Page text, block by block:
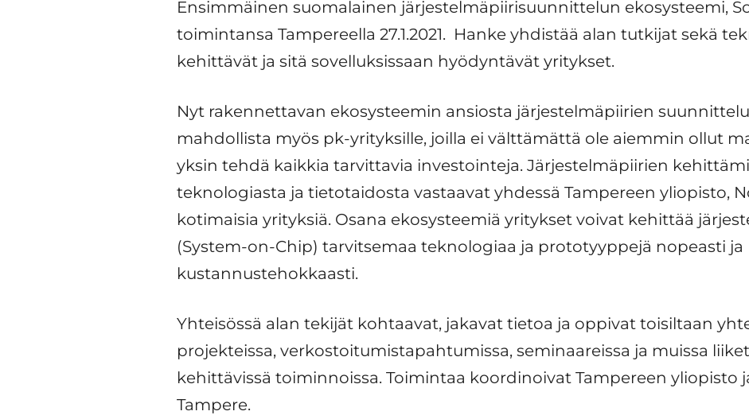
Ensimmäinen suomalainen järjestelmäpiirisuunnittelun ekosysteemi,
toimintansa Tampereella 27.1.2021. Hanke yhdistää alan tutkijat sekä
kehittävät ja sitä sovelluksissaan hyödyntävät yritykset.
Nyt rakennettavan ekosysteemin ansiosta järjestelmäpiirien
mahdollista myös pk-yrityksille, joilla ei välttämättä ole aiemmin ollut
yksin tehdä kaikkia tarvittavia investointeja. Järjestelmäpiirien
teknologiasta ja tietotaidosta vastaavat yhdessä Tampereen yliopisto,
kotimaisia yrityksiä. Osana ekosysteemiä yritykset voivat kehittää
(System-on-Chip) tarvitsemaa teknologiaa ja prototyyppejä nopeasti ja
kustannustehokkaasti.
Yhteisössä alan tekijät kohtaavat, jakavat tietoa ja oppivat toisiltaan
projekteissa, verkostoitumistapahtumissa, seminaareissa ja muissa
kehittävissä toiminnoissa. Toimintaa koordinoivat Tampereen yliopisto
Tampere.